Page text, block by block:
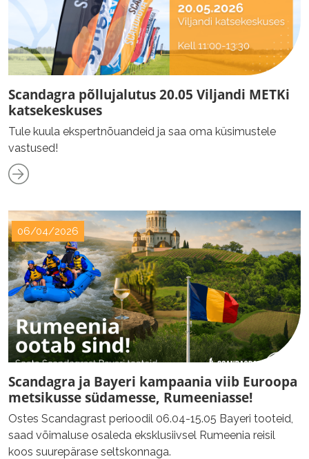
Scandagra põllujalutus 20.05 Viljandi METKi
katsekeskuses
Tule kuula ekspertnõuandeid ja saa oma küsimustele
vastused!
06/04/2026
Scandagra ja Bayeri kampaania viib Euroopa
metsikusse südamesse, Rumeeniasse!
Ostes Scandagrast perioodil 06.04-15.05 Bayeri tooteid,
saad võimaluse osaleda eksklusiivsel Rumeenia reisil
koos suurepärase seltskonnaga.